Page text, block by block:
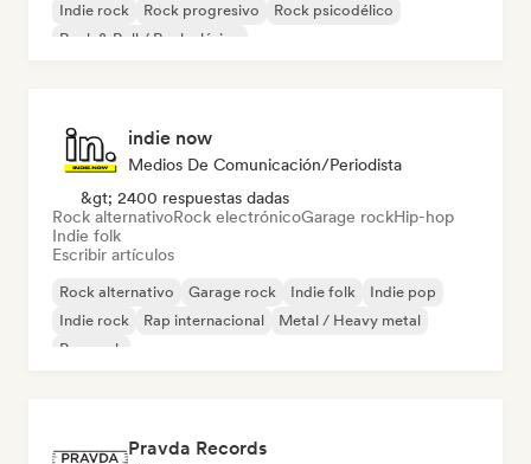
Indie rock
Rock progresivo
Rock psicodélico
Rock & Roll / Rock clásico
indie now
Medios De Comunicación/Periodista
&gt; 2400 respuestas dadas
Rock alternativoRock electrónicoGarage rockHip-hop
Indie folk
Escribir artículos
Rock alternativo Garage rock Indie folk
Indie pop
Indie rock
Rap internacional
Metal / Heavy metal
Pop rock
Pravda Records